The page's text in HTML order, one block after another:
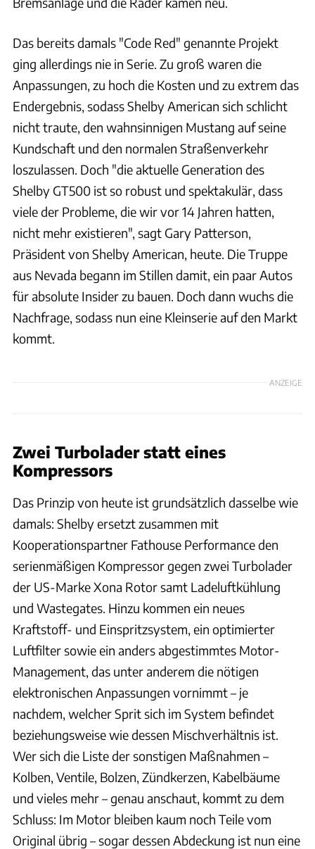
Das bereits damals "Code Red" genannte Projekt
ging allerdings nie in Serie. Zu groß waren die
Anpassungen, zu hoch die Kosten und zu extrem das
Endergebnis, sodass Shelby American sich schlicht
nicht traute, den wahnsinnigen Mustang auf seine
Kundschaft und den normalen Straßenverkehr
loszulassen. Doch "die aktuelle Generation des
Shelby GT500 ist so robust und spektakulär, dass
viele der Probleme, die wir vor 14 Jahren hatten,
nicht mehr existieren", sagt Gary Patterson,
Präsident von Shelby American, heute. Die Truppe
aus Nevada begann im Stillen damit, ein paar Autos
für absolute Insider zu bauen. Doch dann wuchs die
Nachfrage, sodass nun eine Kleinserie auf den Markt
kommt.
ANZEIGE
Zwei Turbolader statt eines
Kompressors
Das Prinzip von heute ist grundsätzlich dasselbe wie
damals: Shelby ersetzt zusammen mit
Kooperationspartner Fathouse Performance den
serienmäßigen Kompressor gegen zwei Turbolader
der US-Marke Xona Rotor samt Ladeluftkühlung
und Wastegates. Hinzu kommen ein neues
Kraftstoff- und Einspritzsystem, ein optimierter
Luftfilter sowie ein anders abgestimmtes Motor-
Management, das unter anderem die nötigen
elektronischen Anpassungen vornimmt – je
nachdem, welcher Sprit sich im System befindet
beziehungsweise wie dessen Mischverhältnis ist.
Wer sich die Liste der sonstigen Maßnahmen –
Kolben, Ventile, Bolzen, Zündkerzen, Kabelbäume
und vieles mehr – genau anschaut, kommt zu dem
Schluss: Im Motor bleiben kaum noch Teile vom
Original übrig – sogar dessen Abdeckung ist nun eine